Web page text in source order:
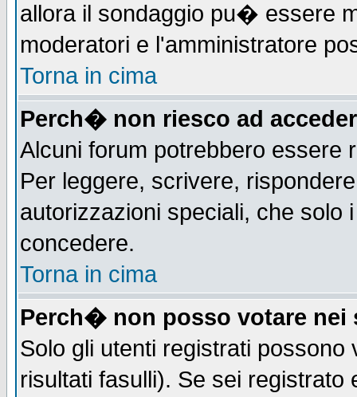
allora il sondaggio pu� essere
moderatori e l'amministratore
Torna in cima
Perch� non riesco ad
Alcuni forum potrebbero essere
Per leggere, scrivere,
autorizzazioni speciali, che solo
concedere.
Torna in cima
Perch� non posso votare nei
Solo gli utenti registrati
risultati fasulli). Se sei